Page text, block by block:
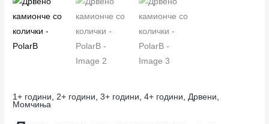
1+ години 2+ години ,3+ години ,4+ години Дрвени
Момчиња